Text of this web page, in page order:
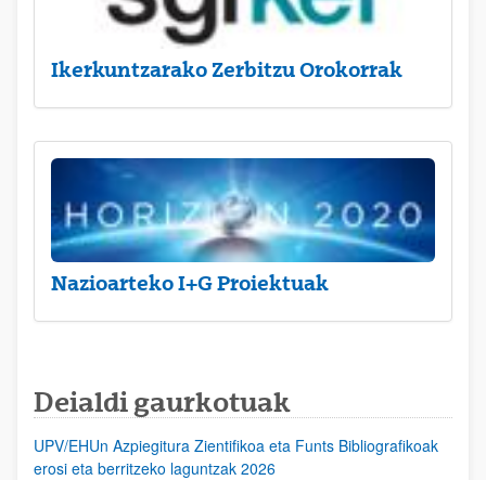
Ikerkuntzarako Zerbitzu Orokorrak
Nazioarteko I+G Proiektuak
Deialdi gaurkotuak
UPV/EHUn Azpiegitura Zientifikoa eta Funts Bibliografikoak
erosi eta berritzeko laguntzak 2026